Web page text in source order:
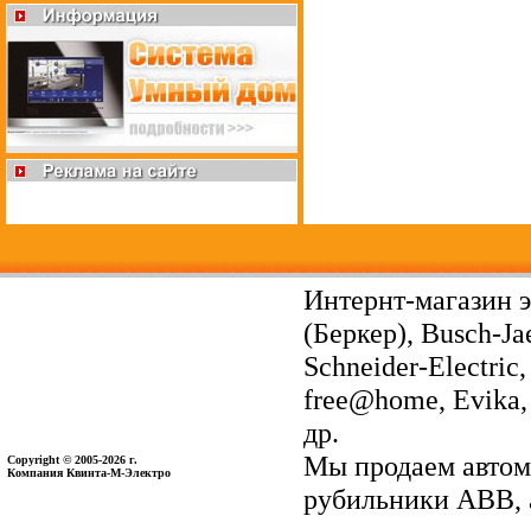
Copyright © 2005-2026 г.
Компания Квинта-М-Электро
Интернт-магазин
(Беркер), Busch-
Schneider-
free@home,
др.
Мы продаем
рубильники ABB,